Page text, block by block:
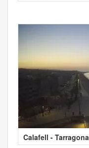
Calafell - Tarragona